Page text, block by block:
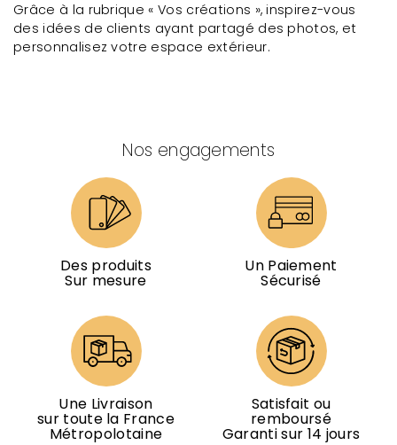
Grâce à la rubrique « Vos créations », inspirez-vous
des idées de clients ayant partagé des photos, et
personnalisez votre espace extérieur.
Nos engagements
Des produits
Sur mesure
Un Paiement
Sécurisé
Une Livraison
sur toute la France
Métropolotaine
Satisfait ou
remboursé
Garanti sur 14 jours